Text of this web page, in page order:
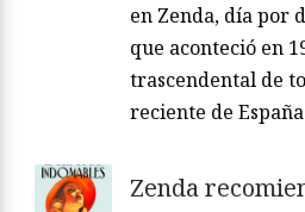
en Zenda, día por
que aconteció en
trascendental de
reciente de
Zenda